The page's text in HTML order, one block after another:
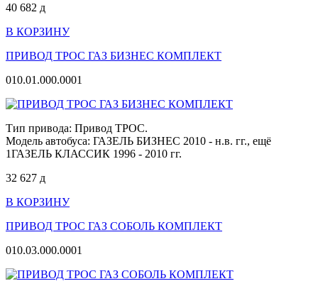
40 682 д
В КОРЗИНУ
ПРИВОД ТРОС ГАЗ БИЗНЕС КОМПЛЕКТ
010.01.000.0001
Тип привода: Привод ТРОС.
Модель автобуса: ГАЗЕЛЬ БИЗНЕС 2010 - н.в. гг., ещё
1ГАЗЕЛЬ КЛАССИК 1996 - 2010 гг.
32 627 д
В КОРЗИНУ
ПРИВОД ТРОС ГАЗ СОБОЛЬ КОМПЛЕКТ
010.03.000.0001